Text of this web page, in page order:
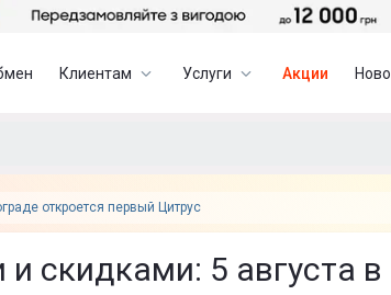
Клиентам Услуги Акции
откроется первый Цитрус
скидками: 5 августа